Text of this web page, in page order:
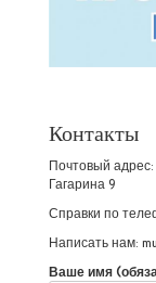
Контакты
Почтовый
Гагарина 9
Справки по
Написать нам:
Ваше имя